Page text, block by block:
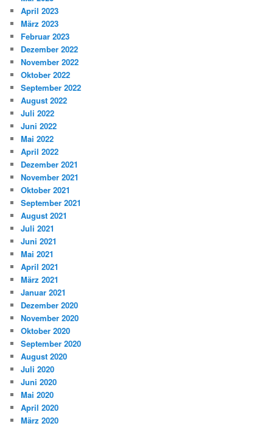
April 2023
März 2023
Februar 2023
Dezember 2022
November 2022
Oktober 2022
September 2022
August 2022
Juli 2022
Juni 2022
Mai 2022
April 2022
Dezember 2021
November 2021
Oktober 2021
September 2021
August 2021
Juli 2021
Juni 2021
Mai 2021
April 2021
März 2021
Januar 2021
Dezember 2020
November 2020
Oktober 2020
September 2020
August 2020
Juli 2020
Juni 2020
Mai 2020
April 2020
März 2020